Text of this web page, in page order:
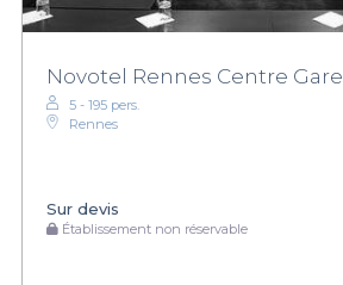
Novotel Rennes Centre Gare
5 - 195 pers.
Rennes
Sur devis
Établissement non réservable